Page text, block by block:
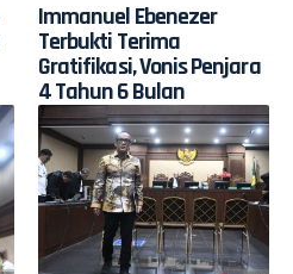
Immanuel Ebenezer
Terbukti Terima
Gratifikasi, Vonis Penjara
4 Tahun 6 Bulan